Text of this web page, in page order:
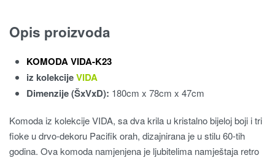
Opis proizvoda
KOMODA VIDA-K23
iz kolekcijeVIDA
Dimenzije (ŠxVxD): 180cm x 78cm x 47cm
Komoda iz kolekcije VIDA, sa dva krila u kristalno bijeloj boji i tri
fioke u drvo-dekoru Pacifik orah, dizajnirana je u stilu 60-tih
godina. Ova komoda namjenjena je ljubitelima namještaja retro